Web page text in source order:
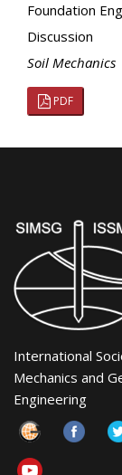
Foundation
Discussion
Soil Mechanics
PDF
International
Mechanics and
Engineering